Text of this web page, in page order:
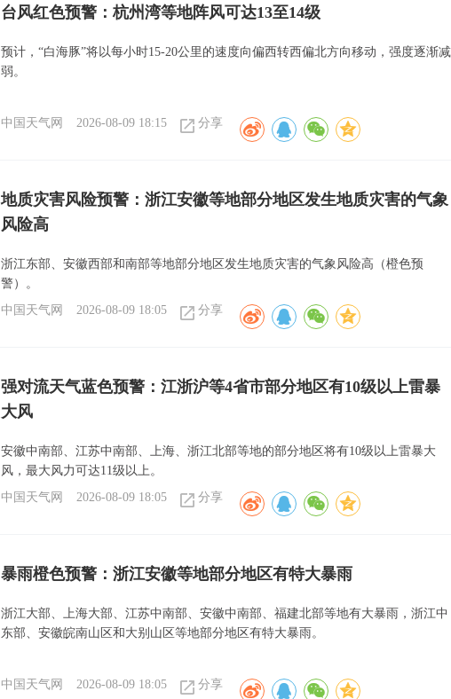
​台风红色预警：杭州湾等地阵风可达13至14级
预计，“白海豚”将以每小时15-20公里的速度向偏西转西偏北方向移动，强度逐渐减
弱。
中国天气网 2026-08-09 18:15 分享
地质灾害风险预警：浙江安徽等地部分地区发生地质灾害的气象
风险高
浙江东部、安徽西部和南部等地部分地区发生地质灾害的气象风险高（橙色预
警）。
中国天气网
2026-08-09 18:05 分享
强对流天气蓝色预警：江浙沪等4省市部分地区有10级以上雷暴
大风
安徽中南部、江苏中南部、上海、浙江北部等地的部分地区将有10级以上雷暴大
风，最大风力可达11级以上。
中国天气网
2026-08-09 18:05 分享
暴雨橙色预警：浙江安徽等地部分地区有特大暴雨
浙江大部、上海大部、江苏中南部、安徽中南部、福建北部等地有大暴雨，浙江中
东部、安徽皖南山区和大别山区等地部分地区有特大暴雨。
中国天气网 2026-08-09 18:05 分享